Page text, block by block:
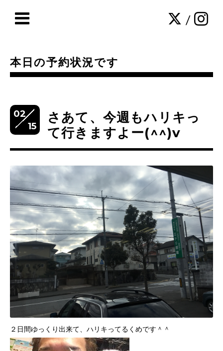
/
本日の予約状況です
02
15
さあて、今週もハリキっ
て行きますよー(^^)v
２日間ゆっくり出来て、ハリキってるくめです＾＾